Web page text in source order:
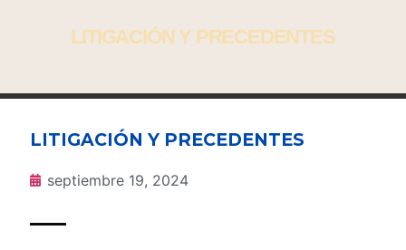
LITIGACIÓN Y PRECEDENTES
LITIGACIÓN Y PRECEDENTES
septiembre 19, 2024